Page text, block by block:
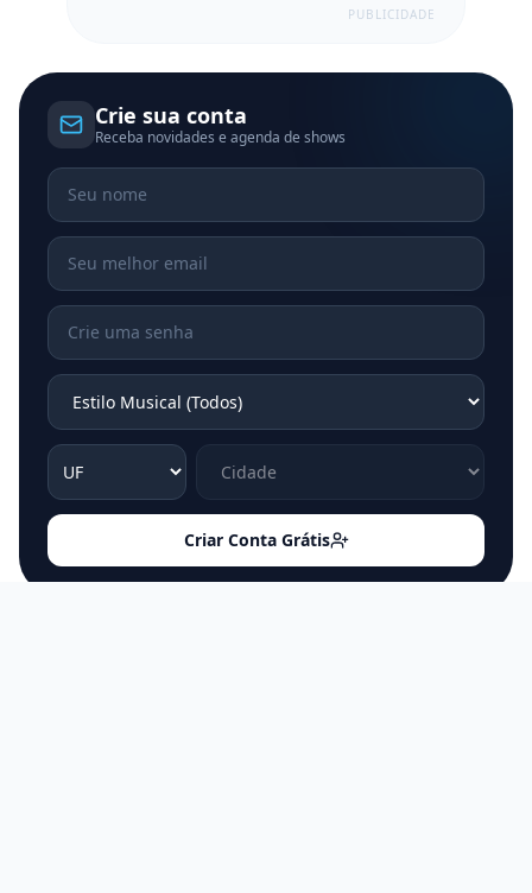
PUBLICIDADE
Crie sua conta
Receba novidades e agenda de shows
Criar Conta Grátis